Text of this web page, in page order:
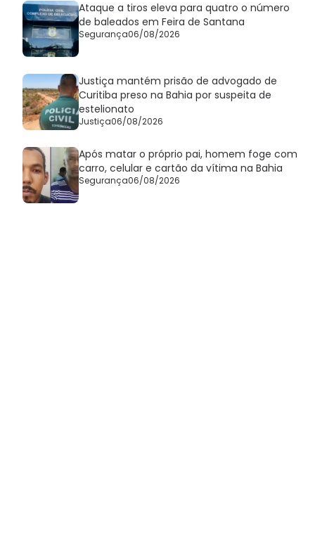
Ataque a tiros eleva para quatro o número
de baleados em Feira de Santana
Segurança06/08/2026
Justiça mantém prisão de advogado de
Curitiba preso na Bahia por suspeita de
estelionato
Justiça06/08/2026
Após matar o próprio pai, homem foge com
carro, celular e cartão da vítima na Bahia
Segurança06/08/2026